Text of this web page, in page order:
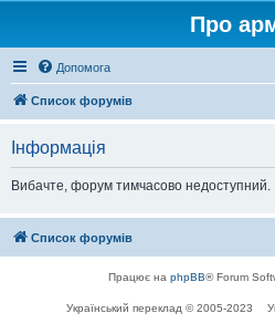
Про
Допомога
Список форумів
Інформація
Вибачте, форум тимчасово недоступний.
Список форумів
Працює на phpBB® Forum
Український переклад © 2005-2023